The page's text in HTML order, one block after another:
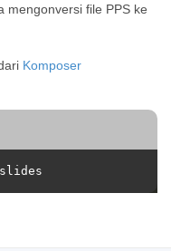
mengonversi file PPS ke
Komposer